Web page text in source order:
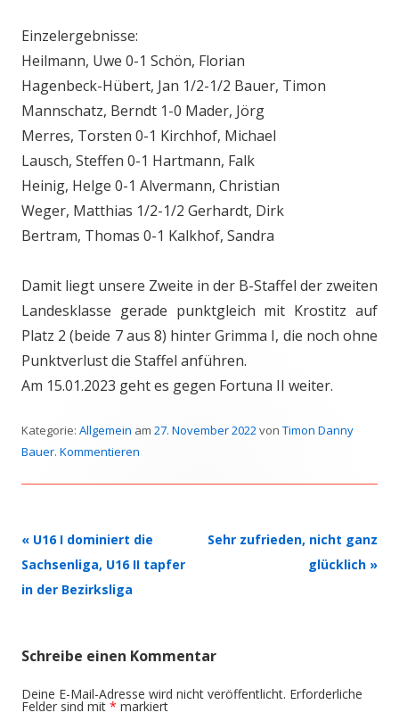
Einzelergebnisse:
Heilmann, Uwe 0-1 Schön, Florian
Hagenbeck-Hübert, Jan 1/2-1/2 Bauer, Timon
Mannschatz, Berndt 1-0 Mader, Jörg
Merres, Torsten 0-1 Kirchhof, Michael
Lausch, Steffen 0-1 Hartmann, Falk
Heinig, Helge 0-1 Alvermann, Christian
Weger, Matthias 1/2-1/2 Gerhardt, Dirk
Bertram, Thomas 0-1 Kalkhof, Sandra
Damit liegt unsere Zweite in der B-Staffel der zweiten
Landesklasse gerade punktgleich mit Krostitz auf
Platz 2 (beide 7 aus 8) hinter Grimma I, die noch ohne
Punktverlust die Staffel anführen.
Am 15.01.2023 geht es gegen Fortuna II weiter.
Kategorie: Allgemein am 27. November 2022von Timon Danny
Bauer. Kommentieren
Beitrags-
Navigation
« U16 I dominiert die
Sachsenliga, U16 II tapfer
in der Bezirksliga
Sehr zufrieden, nicht ganz
glücklich »
Schreibe einen Kommentar
Deine E-Mail-Adresse wird nicht veröffentlicht. Erforderliche
Felder sind mit * markiert